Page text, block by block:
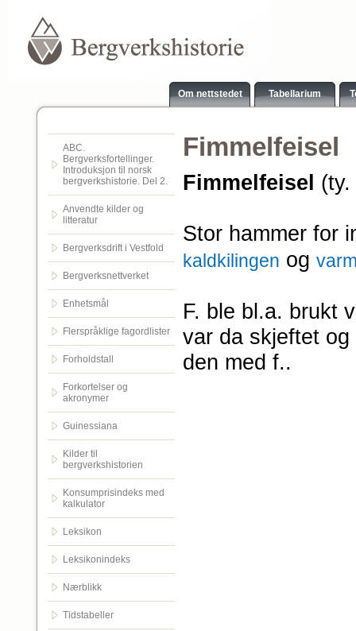
Om nettstedet Tabellarium
ABC.
Bergverksfortellinger.
Introduksjon til norsk
bergverkshistorie. Del 2.
Anvendte kilder og
litteratur
Bergverksdrift i Vestfold
Bergverksnettverket
Enhetsmål
Flerspråklige fagordlister
Forholdstall
Forkortelser og
akronymer
Guinessiana
Kilder til
bergverkshistorien
Konsumprisindeks med
kalkulator
Leksikon
Leksikonindeks
Nærblikk
Tidstabeller
Fimmelfeisel
Fimmelfeisel
Stor hammer for
kaldkilingen og
F. ble bl.a. brukt
var da skjeftet
den med f..